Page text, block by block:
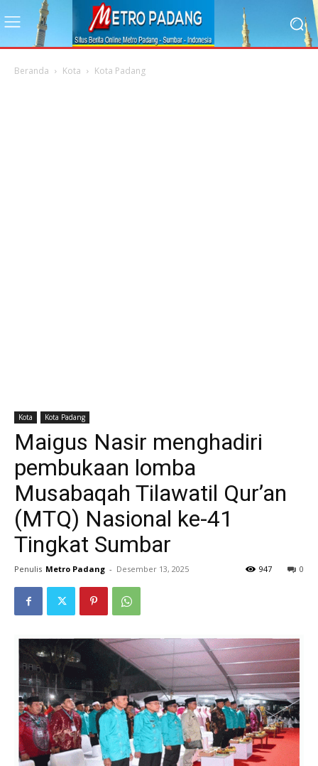
Beranda Kota Kota Padang
Kota Kota Padang
Maigus Nasir menghadiri
pembukaan lomba
Musabaqah Tilawatil Qur’an
(MTQ) Nasional ke-41
Tingkat Sumbar
Penulis Metro Padang - Desember 13, 2025 0
947